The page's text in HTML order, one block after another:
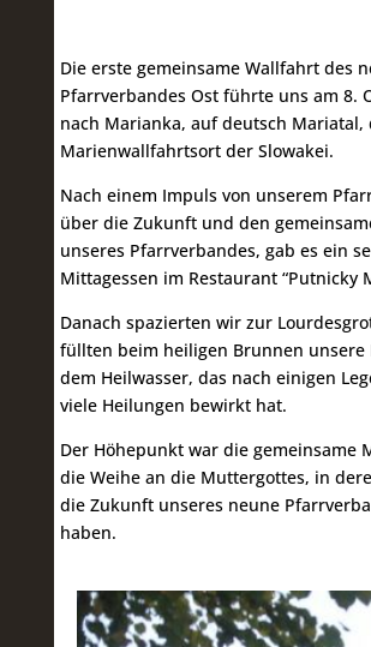
Die erste gemeinsame Wallfahrt des
Pfarrverbandes Ost führte uns am 8.
nach Marianka, auf deutsch Mariatal,
Marienwallfahrtsort der Slowakei.
Nach einem Impuls von unserem
über die Zukunft und den
unseres Pfarrverbandes, gab es ein
Mittagessen im Restaurant “Putnicky
Danach spazierten wir zur
füllten beim heiligen Brunnen unsere
dem Heilwasser, das nach einigen
viele Heilungen bewirkt hat.
Der Höhepunkt war die gemeinsame
die Weihe an die Muttergottes, in
die Zukunft unseres neune
haben.